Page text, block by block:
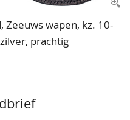
Zeeuws wapen, kz. 10-
prachtig